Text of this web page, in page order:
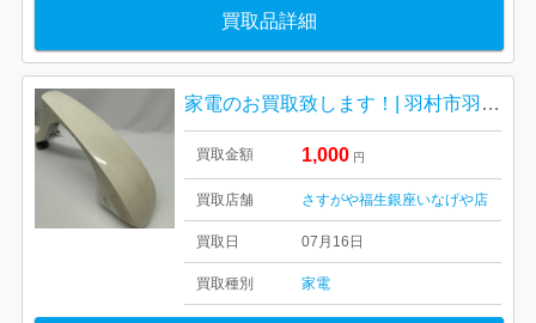
買取品詳細
家電のお買取致します！| 羽村市羽中| オムロン電動マッサージ機
買取金額 1,000 円
買取店舗 さすがや福生銀座いなげや店
買取日 07月16日
買取種別 家電